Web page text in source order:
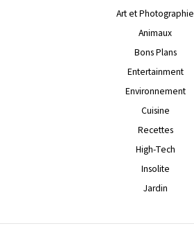
Art et Photographie
Animaux
Bons Plans
Entertainment
Environnement
Cuisine
Recettes
High-Tech
Insolite
Jardin